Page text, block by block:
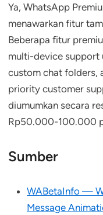
Ya, WhatsApp
menawarkan fitur
Beberapa fitur
multi-device support
custom chat folders,
priority customer
diumumkan secara
Rp50.000-100.000
Sumber
WABetaInfo —
Message